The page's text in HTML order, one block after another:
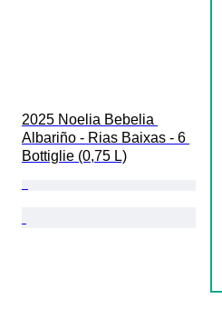
2025 Noelia Bebelia
Albariño - Rias Baixas - 6
Bottiglie (0,75 L)